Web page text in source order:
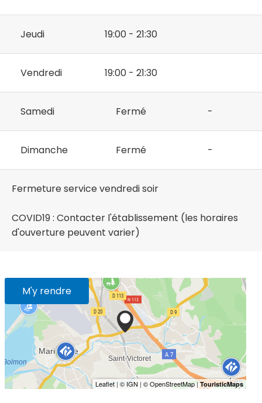
Jeudi 19:00 - 21:30
Vendredi 19:00 - 21:30
Samedi Fermé -
Dimanche Fermé -
Fermeture service vendredi soir
COVID19 : Contacter l'établissement (les horaires
d'ouverture peuvent varier)
M'y rendre